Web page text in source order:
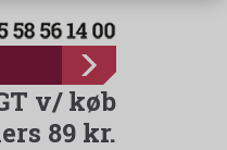
v/ køb
89 kr.